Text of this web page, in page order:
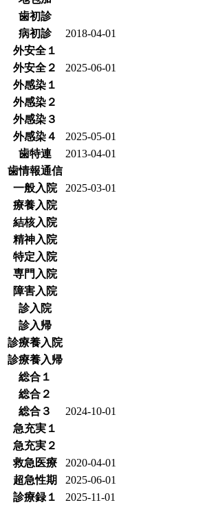
歯初診
病初診
2018-04-01
外安全１
外安全２
2025-06-01
外感染１
外感染２
外感染３
外感染４
2025-05-01
歯特連
2013-04-01
歯情報通信
一般入院
2025-03-01
療養入院
結核入院
精神入院
特定入院
専門入院
障害入院
診入院
診入帰
診療養入院
診療養入帰
総合１
総合２
総合３
2024-10-01
急充実１
急充実２
救急医療
2020-04-01
超急性期
2025-06-01
診療録１
2025-11-01